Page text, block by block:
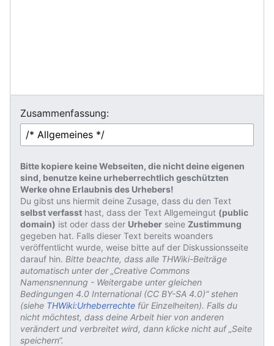
Zusammenfassung:
Bitte kopiere keine Webseiten, die nicht deine eigenen
sind, benutze keine urheberrechtlich geschützten
Werke ohne Erlaubnis des Urhebers!
Du gibst uns hiermit deine Zusage, dass du den Text
selbst verfasst hast, dass der Text Allgemeingut (public
domain) ist oder dass der Urheber seine Zustimmung
gegeben hat. Falls dieser Text bereits woanders
veröffentlicht wurde, weise bitte auf der Diskussionsseite
darauf hin. Bitte beachte, dass alle THWiki-Beiträge
automatisch unter der „Creative Commons
Namensnennung - Weitergabe unter gleichen
Bedingungen 4.0 International (CC BY-SA 4.0)“ stehen
(siehe THWiki:Urheberrechte für Einzelheiten). Falls du
nicht möchtest, dass deine Arbeit hier von anderen
verändert und verbreitet wird, dann klicke nicht auf „Seite
speichern“.